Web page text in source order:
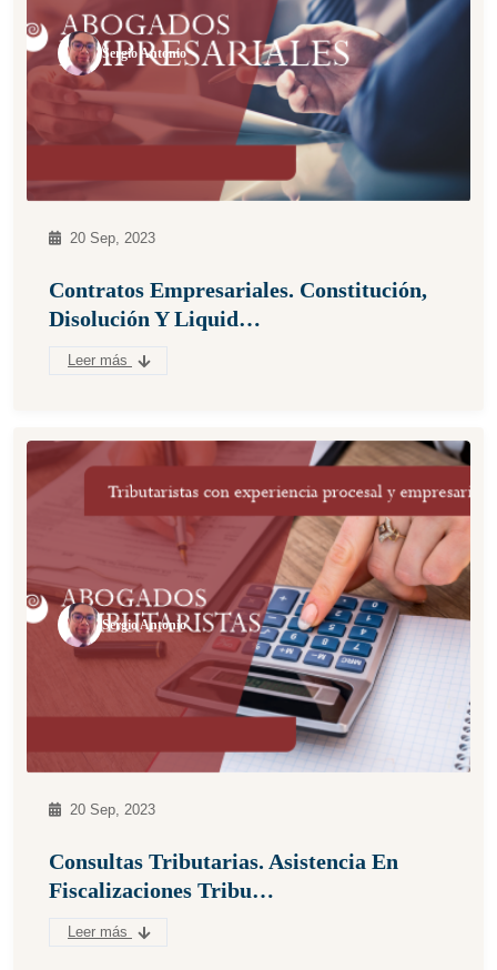
Sergio Antonio
20 Sep, 2023
Contratos Empresariales. Constitución,
Disolución Y Liquid…
Leer más
Sergio Antonio
20 Sep, 2023
Consultas Tributarias. Asistencia En
Fiscalizaciones Tribu…
Leer más